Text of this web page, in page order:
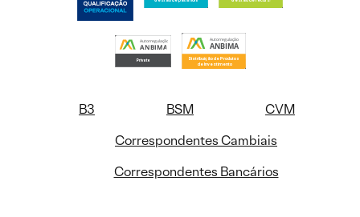
B3 BSM
CVM
Correspondentes Cambiais
Correspondentes Bancários